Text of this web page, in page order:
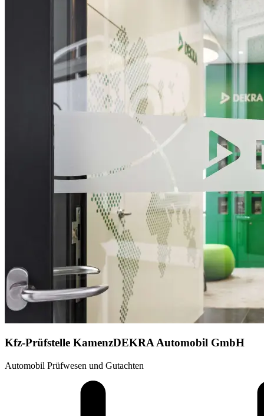
Kfz-Prüfstelle KamenzDEKRA Automobil GmbH
Automobil Prüfwesen und Gutachten